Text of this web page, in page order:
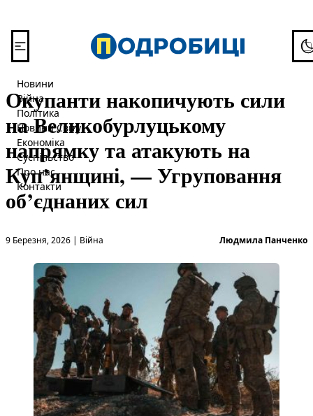
Новини
Війна
Політика
Новини Світу
Економіка
Суспільство
Про нас
Контакти
Окупанти накопичують сили
на Великобурлуцькому
напрямку та атакують на
Куп’янщині, — Угруповання
об’єднаних сил
9 Березня, 2026 |
Опубліковано вВійна Людмила Панченко